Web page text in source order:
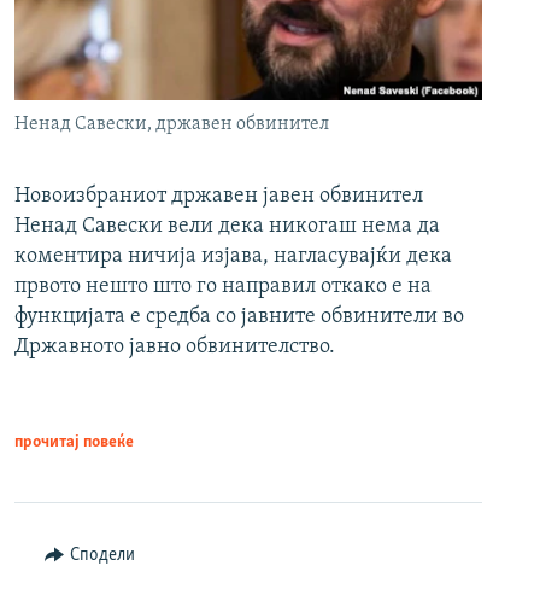
Ненад Савески, државен обвинител
Новоизбраниот државен јавен обвинител
Ненад Савески вели дека никогаш нема да
коментира ничија изјава, нагласувајќи дека
првото нешто што го направил откако е на
функцијата е средба со јавните обвинители во
Државното јавно обвинителство.
прочитај повеќе
Сподели